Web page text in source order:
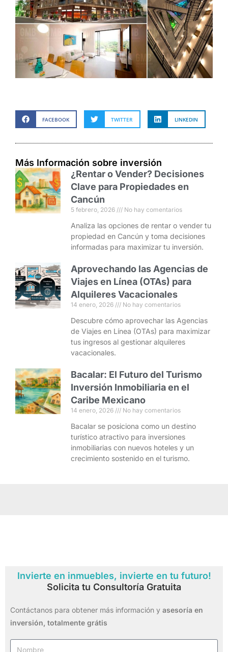
FACEBOOK TWITTER LINKEDIN
Más Información sobre inversión
¿Rentar o Vender? Decisiones
Clave para Propiedades en
Cancún
5 febrero, 2026 No hay comentarios
Analiza las opciones de rentar o vender tu
propiedad en Cancún y toma decisiones
informadas para maximizar tu inversión.
Aprovechando las Agencias de
Viajes en Línea (OTAs) para
Alquileres Vacacionales
14 enero, 2026 No hay comentarios
Descubre cómo aprovechar las Agencias
de Viajes en Línea (OTAs) para maximizar
tus ingresos al gestionar alquileres
vacacionales.
Bacalar: El Futuro del Turismo
Inversión Inmobiliaria en el
Caribe Mexicano
14 enero, 2026 No hay comentarios
Bacalar se posiciona como un destino
turístico atractivo para inversiones
inmobiliarias con nuevos hoteles y un
crecimiento sostenido en el turismo.
Invierte en inmuebles, invierte en tu futuro!
Solicita tu Consultoría Gratuita
Contáctanos para obtener más información y asesoría en
inversión, totalmente grátis